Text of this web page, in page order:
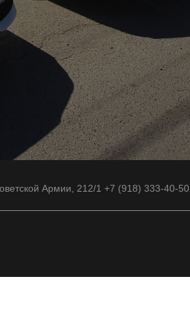
Армии, 212/1 +7 (918) 333-40-50